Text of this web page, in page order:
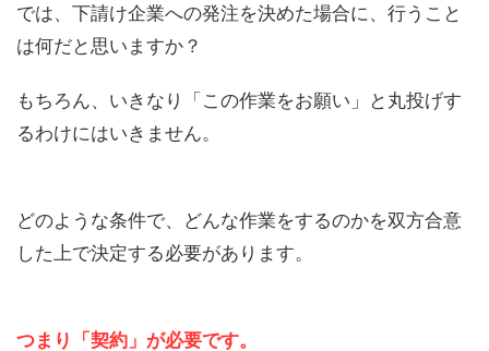
では、下請け企業への発注を決めた場合に、行うこと
は何だと思いますか？
もちろん、いきなり「この作業をお願い」と丸投げす
るわけにはいきません。
どのような条件で、どんな作業をするのかを双方合意
した上で決定する必要があります。
つまり 「契約」 が必要です。